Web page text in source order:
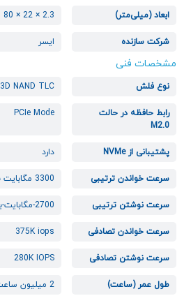
ابعاد (میلی‌متر) 2.3 × 22 × 80
شرکت سازنده ایسر
مشخصات فنی
نوع فلش 3D NAND TLC
رابط حافظه در حالت
M2.0
PCIe Mode
پشتیبانی از NVMe دارد
سرعت خواندن ترتیبی 3300 مگابایت بر ثانیه
سرعت نوشتن ترتیبی 2700-مگابایت-بر-ثانیه
سرعت خواندن تصادفی 375K iops
سرعت نوشتن تصادفی 280K IOPS
طول عمر (ساعت) 2 میلیون ساعت